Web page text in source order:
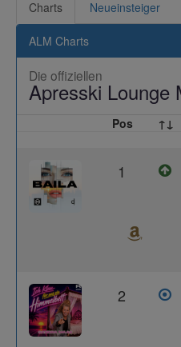
Charts Neueinsteiger
ALM Charts
Die offiziellen
Apresski Lounge
Pos ↑↓
1
2